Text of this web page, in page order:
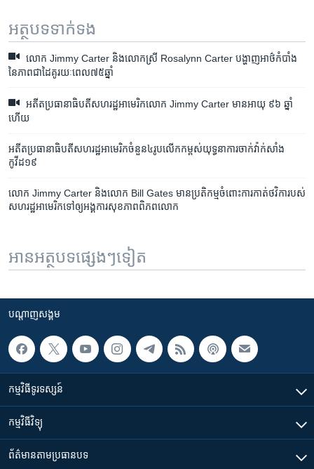
អត្ថបទ​ទាក់ទង
លោក Jimmy Carter និង​លោកស្រី Rosalynn Carter បង្ហាញ​អាថ៌កំបាំង​
នៃ​ភាព​ជាដៃគូ​រយៈពេល​៧៥ឆ្នាំ
អតីត​ប្រធានាធិបតី​សហរដ្ឋ​អាមេរិក​លោក Jimmy Carter មាន​អាយុ ៩៦ ឆ្នាំ​
ហើយ
អតីត​ប្រធានាធិបតី​សហរដ្ឋ​អាមេរិក​ចំនួន​៤​រូប​លើក​កម្ពស់​យុទ្ធនាការ​ចាក់វ៉ាក់​សាំង​
កូវីដ១៩
លោក Jimmy Carter និងលោក Bill Gates មានប្រតិកម្មចំពោះការកាត់ថវិការបស់
សហរដ្ឋអាមេរិកទៅឲ្យអង្គការសុខភាពពិភពលោក
អានអត្ថបទផ្សេងៗទៀត
បណ្តាញ​សង្គម
កម្មវិធី​ទូរទស្សន៍
កម្មវិធី​វិទ្យុ
ព័ត៌មាន​តាមប្រធានបទ​